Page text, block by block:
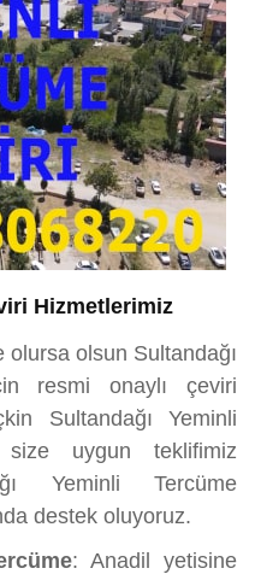
Hizmetlerimiz
olsun Sultandağı
resmi onaylı çeviri
Sultandağı Yeminli
size uygun teklifimiz
Yeminli Tercüme
destek oluyoruz.
: Anadil yetisine